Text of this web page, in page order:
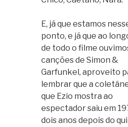
E, já que estamos
ponto, e já que ao
de todo o filme
canções de Simon &
Garfunkel, aproveito
lembrar que a
que Ezio mostra ao
espectador saiu em
dois anos depois do